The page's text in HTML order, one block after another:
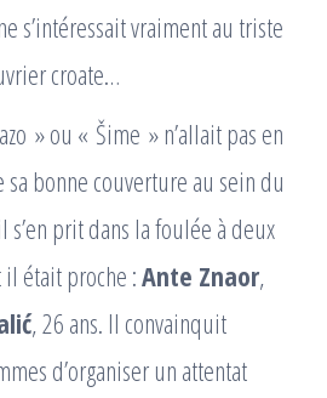
s’intéressait vraiment au triste
croate…
» ou « Šime » n’allait pas en
bonne couverture au sein du
prit dans la foulée à deux
était proche :Ante Znaor,
, 26 ans. Il convainquit
d’organiser un attentat